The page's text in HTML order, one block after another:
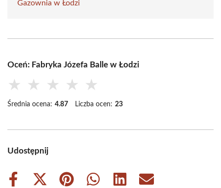
Gazownia w Łodzi
Oceń: Fabryka Józefa Balle w Łodzi
★ ★ ★ ★ ★
Średnia ocena: 4.87 Liczba ocen: 23
Udostępnij
Share
Share
Share
Share
Share
Share